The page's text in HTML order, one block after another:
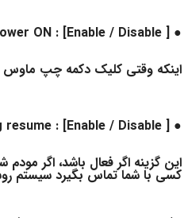
● Mouse Power ON : [Enable / Disable ]
اینکه وقتی کلیک دکمه چپ
● Modem Ring resume : [Enable / Disable ]
این گزینه اگر فعال باشد، اگر
کسی با شما تماس بگیرد سیستم